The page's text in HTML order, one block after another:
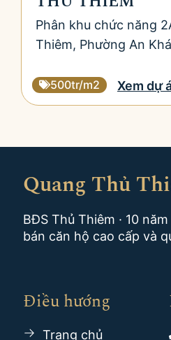
Phân khu chức năng
Thiêm, Phường An
500tr/m2
Xem dự
Quang Thủ
BĐS Thủ Thiêm · 10
bán căn hộ cao cấp và
Điều hướng
Trang chủ